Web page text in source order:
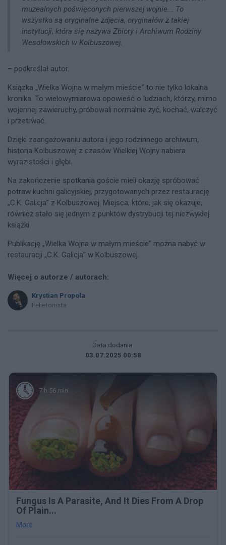
muzealnych poświęconych pierwszej wojnie... To
wszystko są oryginalne zdjęcia, oryginałów z takiej
instytucji, która się nazywa Zbiory i Archiwum Rodziny
Wesołowskich w Kolbuszowej.
– podkreślał autor.
Ksiązka „Wielka Wojna w małym mieście” to nie tylko lokalna
kronika. To wielowymiarowa opowieść o ludziach, którzy, mimo
wojennej zawieruchy, próbowali normalnie żyć, kochać, walczyć
i przetrwać.
Dzięki zaangażowaniu autora i jego rodzinnego archiwum,
historia Kolbuszowej z czasów Wielkiej Wojny nabiera
wyrazistości i głębi.
Na zakończenie spotkania goście mieli okazję spróbować
potraw kuchni galicyjskiej, przygotowanych przez restaurację
„C.K. Galicja” z Kolbuszowej. Miejsca, które, jak się okazuje,
również stało się jednym z punktów dystrybucji tej niezwykłej
książki.
Publikację „Wielka Wojna w małym mieście” można nabyć w
restauracji „C.K. Galicja” w Kolbuszowej.
Więcej o autorze / autorach:
Krystian Propola
Felietonista
Data dodania:
03.07.2025 00:58
7 h 56 min
Fungus Is A Parasite, And It Dies From A Drop
Of Plain...
More